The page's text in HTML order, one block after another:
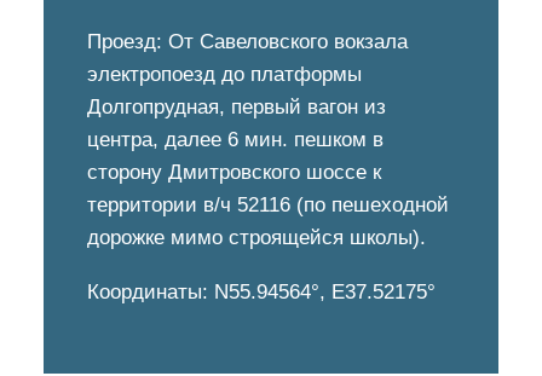
Проезд: От Савеловского вокзала
электропоезд до платформы
Долгопрудная, первый вагон из
центра, далее 6 мин. пешком в
сторону Дмитровского шоссе к
территории в/ч 52116 (по пешеходной
дорожке мимо строящейся школы).
Координаты: N55.94564°, E37.52175°